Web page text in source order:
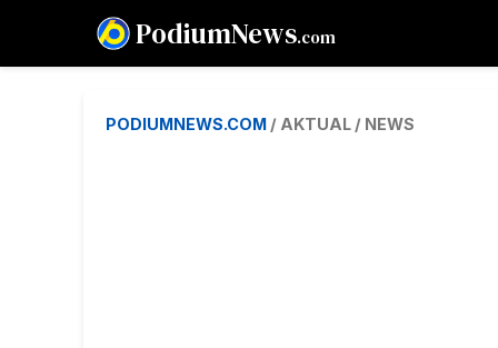
PodiumNews.com
PODIUMNEWS.COM / AKTUAL / NEWS